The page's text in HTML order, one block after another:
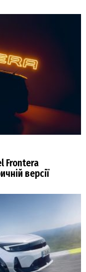
Frontera
версії